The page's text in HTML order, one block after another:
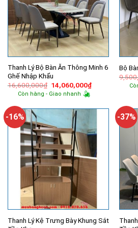
Thanh Lý Bộ Bàn Ăn Thông Minh 6
Ghế Nhập Khẩu
16,600,000₫ Giá
gốc
là:
14,060,000₫Giá
hiện
14,060,000₫.
Còn hàng - Giao nhanh
Bộ
-16%
Thanh Lý Kệ Trưng Bày Khung Sắt
-37%